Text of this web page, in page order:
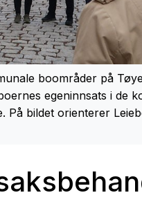
boområder på
egeninnsats i de
På bildet orienterer